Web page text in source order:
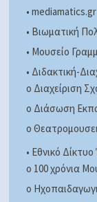
•
• Βιωματική
• Μουσείο
• Διδακτική-
o Διαχείριση
o Διάσωση
o
• Εθνικό
o 100 χρόνια
o